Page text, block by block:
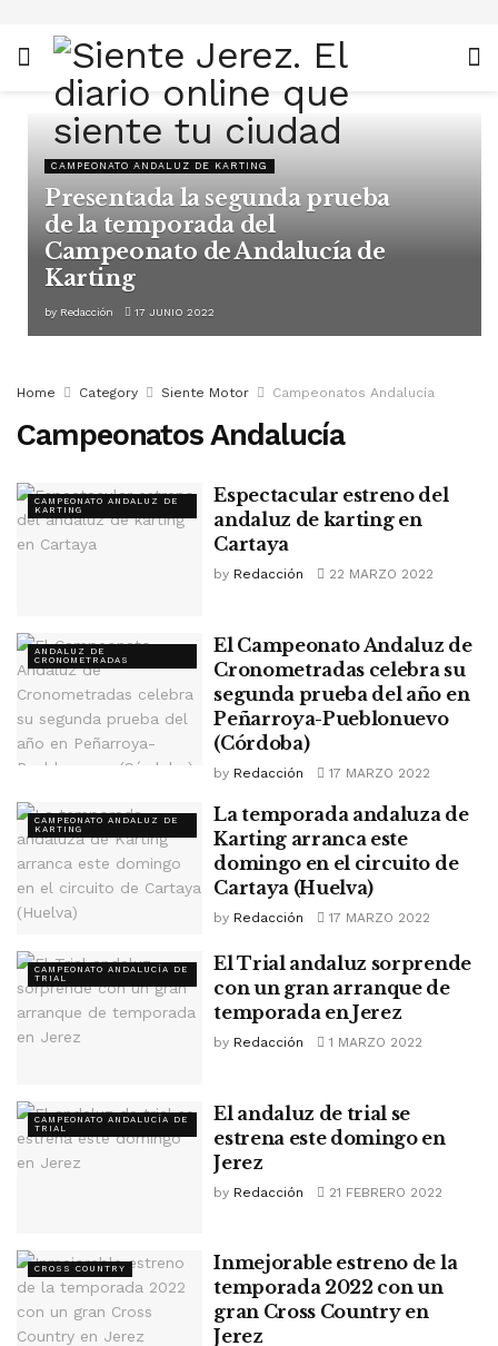
CAMPEONATO ANDALUZ DE KARTING
Presentada la segunda prueba
de la temporada del
Campeonato de Andalucía de
Karting
by Redacción 17 JUNIO 2022
Home Category Siente Motor Campeonatos Andalucía
Campeonatos Andalucía
CAMPEONATO ANDALUZ DE
KARTING
Espectacular estreno del
andaluz de karting en
Cartaya
by Redacción 22 MARZO 2022
ANDALUZ DE
CRONOMETRADAS
El Campeonato Andaluz de
Cronometradas celebra su
segunda prueba del año en
Peñarroya-Pueblonuevo
(Córdoba)
by Redacción 17 MARZO 2022
CAMPEONATO ANDALUZ DE
KARTING
La temporada andaluza de
Karting arranca este
domingo en el circuito de
Cartaya (Huelva)
by Redacción 17 MARZO 2022
CAMPEONATO ANDALUCÍA DE
TRIAL
El Trial andaluz sorprende
con un gran arranque de
temporada en Jerez
by Redacción 1 MARZO 2022
CAMPEONATO ANDALUCÍA DE
TRIAL
El andaluz de trial se
estrena este domingo en
Jerez
by Redacción 21 FEBRERO 2022
CROSS COUNTRY
Inmejorable estreno de la
temporada 2022 con un
gran Cross Country en
Jerez